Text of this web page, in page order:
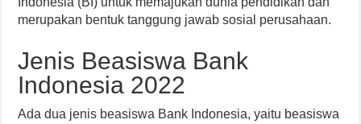
merupakan bentuk tanggung jawab sosial perusahaan.
Jenis Beasiswa Bank
Indonesia 2022
Ada dua jenis beasiswa Bank Indonesia, yaitu beasiswa